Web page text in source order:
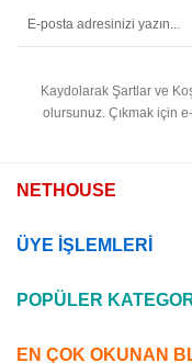
Kaydolarak Şartlar ve
olursunuz. Çıkmak için
NETHOUSE
ÜYE İŞLEMLERİ
POPÜLER
EN ÇOK OKUNAN